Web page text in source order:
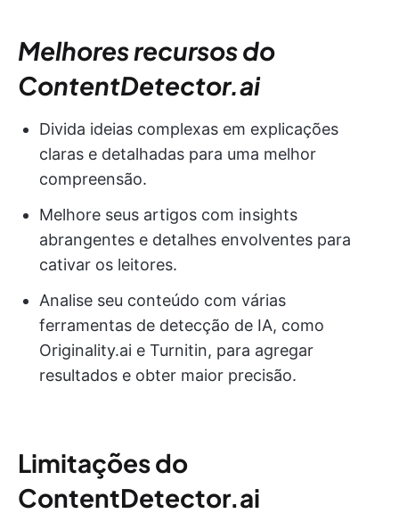
Melhores recursos do
ContentDetector.ai
Divida ideias complexas em explicações
claras e detalhadas para uma melhor
compreensão.
Melhore seus artigos com insights
abrangentes e detalhes envolventes para
cativar os leitores.
Analise seu conteúdo com várias
ferramentas de detecção de IA, como
Originality.ai e Turnitin, para agregar
resultados e obter maior precisão.
Limitações do
ContentDetector.ai